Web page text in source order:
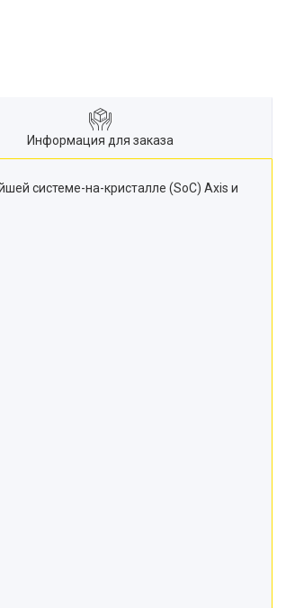
Информация для заказа
системе-на-кристалле (SoC) Axis и